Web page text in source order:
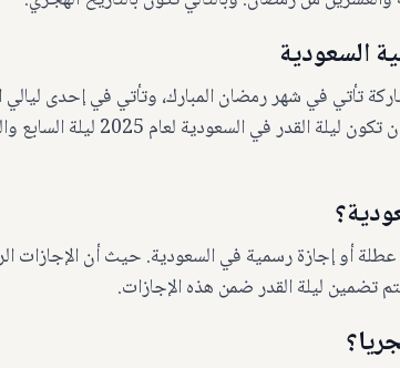
تأتي في شهر رمضان المبارك، وتأتي في إحدى ليالي
الأواخر من رمضان، وحسب الحسابات الفلكية، فمن المتوقع أن تكون ليلة
عطلة أو إجازة رسمية في السعودية. حيث أن الإجازات
تضمين ليلة القدر ضمن هذه الإجازات.